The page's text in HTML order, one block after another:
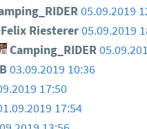
05.09.2019
Riesterer 05.09.2019
Camping_RIDER
03.09.2019 10:36
17:50
17:54